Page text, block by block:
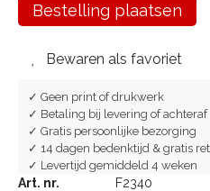
Bestelling plaatsen
Bewaren als favoriet
✓ Geen print of drukwerk
✓ Betaling bij levering of achteraf
✓ Gratis persoonlijke bezorging
✓ 14 dagen bedenktijd & gratis
✓ Levertijd gemiddeld 4 weken
Art. nr.
F2340